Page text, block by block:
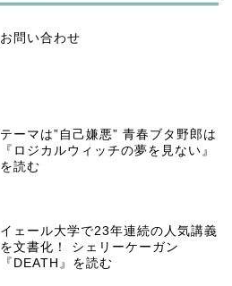
お問い合わせ
テーマは”自己嫌悪” 青春ブタ野郎は
『ロジカルウィッチの夢を見ない』
を読む
イェール大学で23年連続の人気講義
を文書化！ シェリーケーガン
『DEATH』を読む